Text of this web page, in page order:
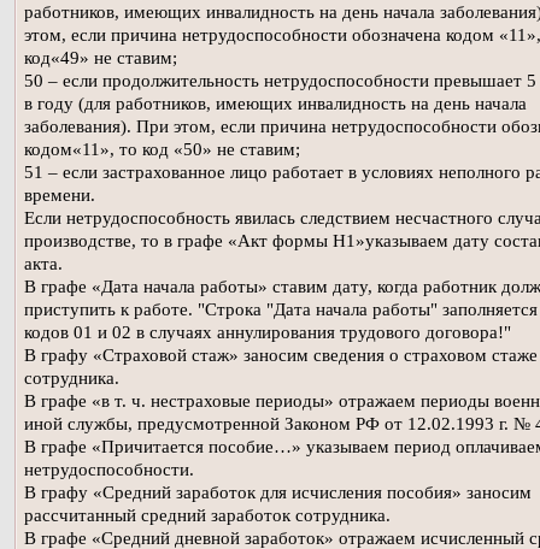
работников, имеющих инвалидность на день начала
этом, если причина нетрудоспособности обозначена кодом
код«49» не ставим;
50 – если продолжительность нетрудоспособности превышает 5
в году (для работников, имеющих инвалидность на день начала
заболевания). При этом, если причина нетрудоспособности
кодом«11», то код «50» не ставим;
51 – если застрахованное лицо работает в условиях неполного
времени.
Если нетрудоспособность явилась следствием несчастного
производстве, то в графе «Акт формы Н1»указываем дату
акта.
В графе «Дата начала работы» ставим дату, когда работник
приступить к работе. "Строка "Дата начала работы"
кодов 01 и 02 в случаях аннулирования трудового договора!"
В графу «Страховой стаж» заносим сведения о страховом стаже
сотрудника.
В графе «в т. ч. нестраховые периоды» отражаем периоды
иной службы, предусмотренной Законом РФ от 12.02.1993 г. №
В графе «Причитается пособие…» указываем период
нетрудоспособности.
В графу «Средний заработок для исчисления пособия» заносим
рассчитанный средний заработок сотрудника.
В графе «Средний дневной заработок» отражаем исчисленный